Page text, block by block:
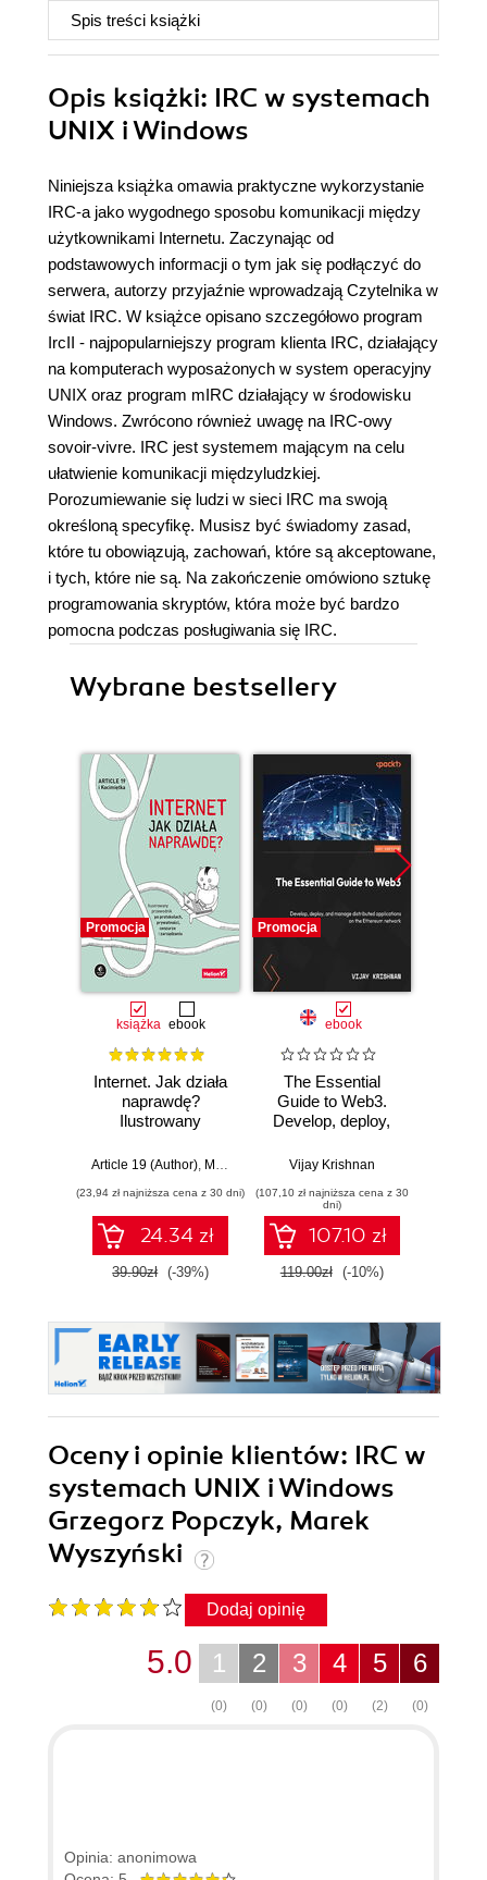
Spis treści książki
Opis książki: IRC w systemach
UNIX i Windows
Niniejsza książka omawia praktyczne wykorzystanie
IRC-a jako wygodnego sposobu komunikacji między
użytkownikami Internetu. Zaczynając od
podstawowych informacji o tym jak się podłączyć do
serwera, autorzy przyjaźnie wprowadzają Czytelnika w
świat IRC. W książce opisano szczegółowo program
IrcII - najpopularniejszy program klienta IRC, działający
na komputerach wyposażonych w system operacyjny
UNIX oraz program mIRC działający w środowisku
Windows. Zwrócono również uwagę na IRC-owy
sovoir-vivre. IRC jest systemem mającym na celu
ułatwienie komunikacji międzyludzkiej.
Porozumiewanie się ludzi w sieci IRC ma swoją
określoną specyfikę. Musisz być świadomy zasad,
które tu obowiązują, zachowań, które są akceptowane,
i tych, które nie są. Na zakończenie omówiono sztukę
programowania skryptów, która może być bardzo
pomocna podczas posługiwania się IRC.
Wybrane bestsellery
Promocja
książka ebook
Internet. Jak działa
naprawdę?
Ilustrowany
protokołach,
cenzurze i
zarządzaniu
Article 19 (Author), Mallory Knodel (Contributor) ,
(23,94 zł najniższa cena z 30 dni)
24.34 zł
39.90zł (-39%)
Promocja
ebook
The Essential
Guide to Web3.
Develop, deploy,
distributed
Ethereum network
Vijay Krishnan
(107,10 zł najniższa cena z 30
dni)
107.10 zł
119.00zł (-10%)
Oceny i opinie klientów: IRC w
systemach UNIX i Windows
Grzegorz Popczyk, Marek
Wyszyński
Dodaj opinię
6
(0)
5
(2)
4
(0)
3
(0)
2
(0)
1
(0)
5.0
Opinia: anonimowa